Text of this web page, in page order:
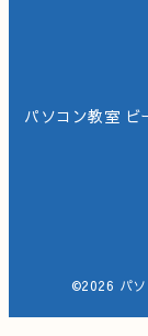
パソコン教室 ビ
©2026 パ